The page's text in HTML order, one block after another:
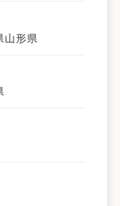
山形県